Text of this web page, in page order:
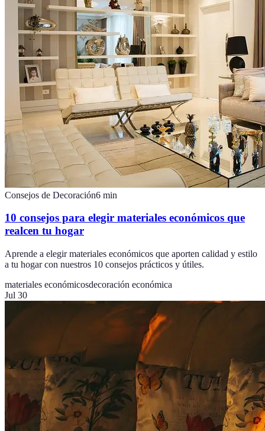
Consejos de Decoración6 min
10 consejos para elegir materiales económicos que
realcen tu hogar
Aprende a elegir materiales económicos que aporten calidad y estilo
a tu hogar con nuestros 10 consejos prácticos y útiles.
materiales económicosdecoración económica
Jul 30